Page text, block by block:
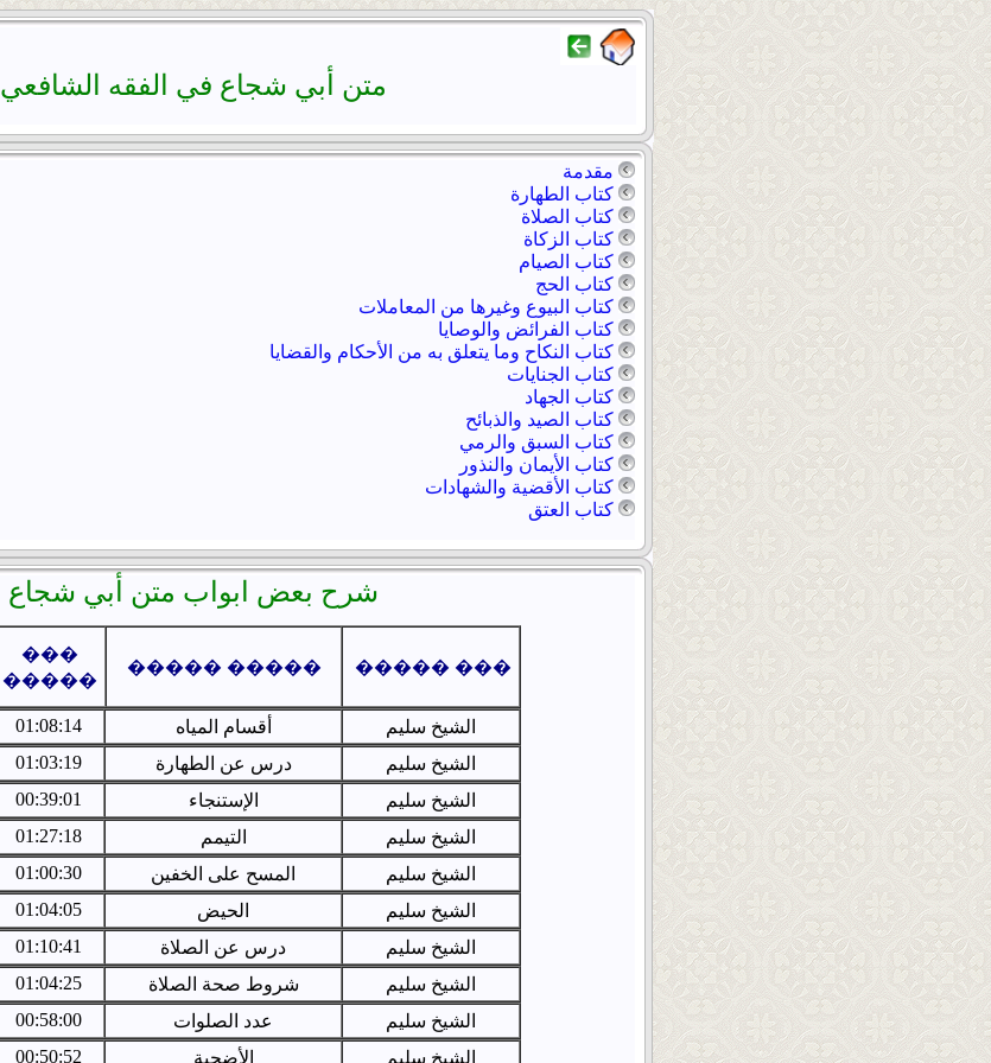
متن أبي شجاع في الفقه الشافعي
مقدمة
كتاب الطهارة
كتاب الصلاة
كتاب الزكاة
كتاب الصيام
كتاب الحج
كتاب البيوع وغيرها من المعاملات
كتاب الفرائض والوصايا
كتاب النكاح وما يتعلق به من الأحكام والقضايا
كتاب الجنايات
كتاب الجهاد
كتاب الصيد والذبائح
كتاب السبق والرمي
كتاب الأيمان والنذور
كتاب الأقضية والشهادات
كتاب العتق
شرح بعض ابواب متن أبي شجاع
��� �����
����� �����
���
�����
الشيخ سليم
أقسام المياه
01:08:14
الشيخ سليم
درس عن الطهارة
01:03:19
الشيخ سليم
الإستنجاء
00:39:01
الشيخ سليم
التيمم
01:27:18
الشيخ سليم
المسح على الخفين
01:00:30
الشيخ سليم
الحيض
01:04:05
الشيخ سليم
درس عن الصلاة
01:10:41
الشيخ سليم
شروط صحة الصلاة
01:04:25
الشيخ سليم
عدد الصلوات
00:58:00
الشيخ سليم
الأضحية 00:50:52